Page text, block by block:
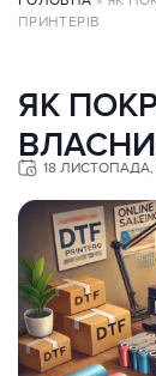
ПРИНТЕРІВ
ЯК
18 ЛИСТОПАДА,